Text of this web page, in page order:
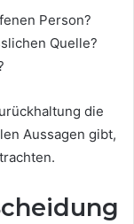
Person?
Quelle?
die
Aussagen gibt,